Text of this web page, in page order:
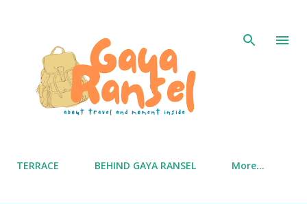
TERRACE BEHIND GAYA RANSEL More…